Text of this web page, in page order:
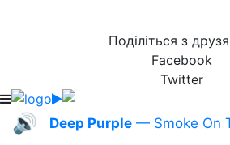
Поділіться з
Facebook
Twitter
🔊 Deep Purple — Smoke On